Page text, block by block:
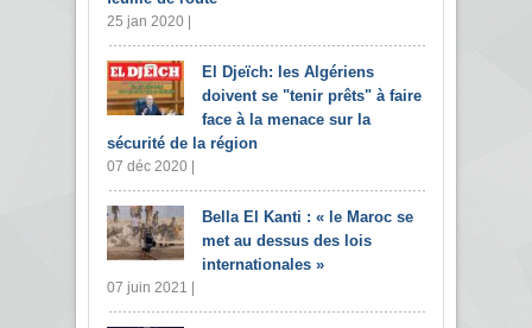
25 jan 2020 |
El Djeïch: les Algériens
doivent se "tenir prêts" à faire
face à la menace sur la
sécurité de la région
07 déc 2020 |
Bella El Kanti : « le Maroc se
met au dessus des lois
internationales »
07 juin 2021 |